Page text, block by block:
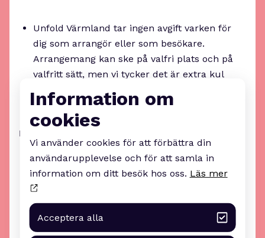
Unfold Värmland tar ingen avgift varken för
dig som arrangör eller som besökare.
Arrangemang kan ske på valfri plats och på
valfritt sätt, men vi tycker det är extra kul
med saker som sker fysiskt i Karlstad.
Håll koll på vad som händer!
På Unfold Värmlands
webbplats kommer
programmet löpande att uppdateras.
Information om
cookies
Vi använder cookies för att förbättra din
användarupplevelse och för att samla in
information om ditt besök hos oss. Läs mer
Acceptera alla